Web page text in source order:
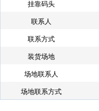
挂靠码头
联系人
联系方式
装货场地
场地联系人
场地联系方式